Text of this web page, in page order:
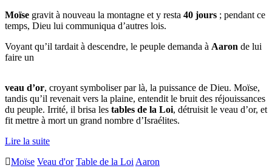
Moïse gra­vit à nou­veau la mon­tagne et y res­ta 40 jours ; pen­dant ce
temps, Dieu lui com­mu­ni­qua d’autres lois.
Voyant qu’il tar­dait à des­cendre, le peuple deman­da à Aaron de lui
faire un
veau d’or, croyant sym­bo­li­ser par là, la puis­sance de Dieu. Moïse,
tan­dis qu’il reve­nait vers la plaine, enten­dit le bruit des réjouis­sances
du peuple. Irri­té, il bri­sa les tables de la Loi, détrui­sit le veau d’or, et
fit mettre à mort un grand nombre d’Israélites.
Lire la suite29.
veau d’or
Moïse Veau d'or Table de la Loi Aaron